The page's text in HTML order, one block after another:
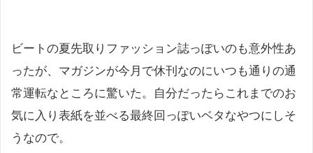
ビートの夏先取りファッション誌っぽいのも意外性あ
ったが、マガジンが今月で休刊なのにいつも通りの通
常運転なところに驚いた。自分だったらこれまでのお
気に入り表紙を並べる最終回っぽいベタなやつにしそ
うなので。